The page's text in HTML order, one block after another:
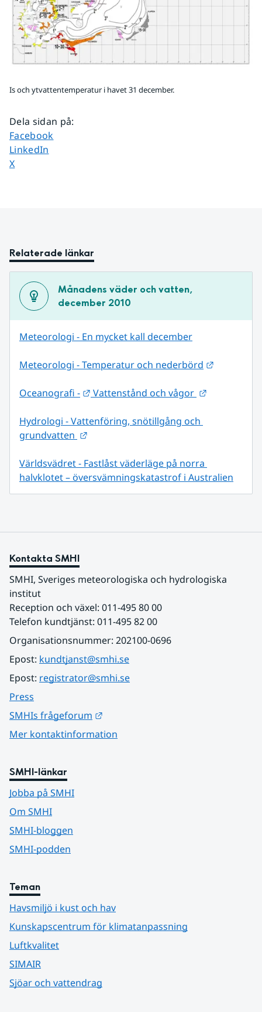
Is och ytvattentemperatur i havet 31 december.
Dela sidan på:
Dela sidan på
Facebook
Dela sidan på
LinkedIn
Dela sidan på
X
Relaterade länkar
Månadens väder och vatten,
december 2010
Meteorologi - En mycket kall december
Meteorologi - Temperatur och nederbörd
Oceanografi - Länk till annan webbplats.
Vattenstånd och vågor
Hydrologi - Vattenföring, snötillgång och
grundvatten
Världsvädret - Fastlåst väderläge på norra
halvklotet – översvämningskatastrof i Australien
Kontakta SMHI
SMHI, Sveriges meteorologiska och hydrologiska
institut
Reception och växel: 011-495 80 00
Telefon kundtjänst: 011-495 82 00
Organisationsnummer: 202100-0696
Epost: kundtjanst@smhi.se
Epost: registrator@smhi.se
Press
SMHIs frågeforum
Mer kontaktinformation
SMHI-länkar
Jobba på SMHI
Om SMHI
SMHI-bloggen
SMHI-podden
Teman
Havsmiljö i kust och hav
Kunskapscentrum för klimatanpassning
Luftkvalitet
SIMAIR
Sjöar och vattendrag